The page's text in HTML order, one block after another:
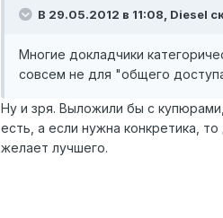
В 29.05.2012 в 11:08, Diesel
Многие докладчики
совсем не для "общего
Ну и зря. Выложили бы с
есть, а если нужна конкретика,
желает лучшего.